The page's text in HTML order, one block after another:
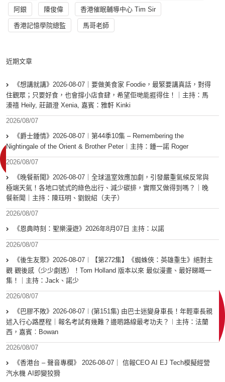
阿銀 陳俊偉 香港催眠輔導中心 Tim Sir
香港記憶學院總監 馬哥老師
近期文章
《想講就講》2026-08-07｜要做美食家 Foodie，最緊要講真話，對得
住觀眾；只要好食，也會撐小店食肆，希望佢哋能捱得住！｜主持：馬
溱禧 Heily, 莊韻澄 Xenia, 嘉賓：雅軒 Kinki
2026/08/07
《爵士鍾情》2026-08-07︱第44季10集 – Remembering the
Nightingale of the Orient & Brother Peter︱主持：鍾一諾 Roger
2026/08/07
《晚餐新聞》2026-08-07｜全球溫室效應加劇，引發嚴重氣候反常與
極端天氣！各地口號式的綠色出行、減少碳排，實際又做得到嗎？｜晚
餐新聞｜主持：陳珏明、劉銳紹（夫子）
2026/08/07
《恩典時刻：聖樂漫遊》2026年8月07日 主持：以諾
2026/08/07
《後生友聚》2026-08-07︱【第272集】《蜘蛛俠：英雄重生》絕對主
觀 觀後感（少少劇透）！Tom Holland 版本以來 最似漫畫、最好睇嘅一
集！｜主持：Jack、諾少
2026/08/07
《巴膠不敗》2026-08-07︱(第151集) 由巴士迷變身車長！年輕車長親
述入行心路歷程｜報名考試有幾難？邊啲路線最考功夫？︱主持：法蘭
西，嘉賓︰Bowan
2026/08/07
《香港台 – 聲音專欄》 2026-08-07｜ 信報CEO AI EJ Tech模擬經營
汽水機 AI即變狡猾